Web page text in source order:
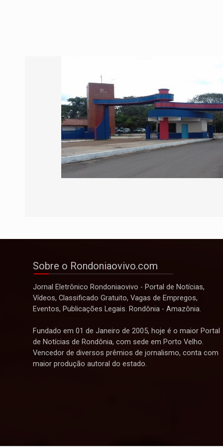
Sobre o Rondoniaovivo.com
Jornal Eletrônico Rondoniaovivo - Portal de Notícias,
Vídeos, Classificado Gratuito, Vagas de Empregos,
Eventos, Publicações Legais. Rondônia - Amazônia.
Fundado em 01 de Janeiro de 2005, hoje é o maior Portal
de Notícias de Rondônia, com sede em Porto Velho.
Vencedor de diversos prêmios de jornalismo, conta com
maior produção autoral do estado.